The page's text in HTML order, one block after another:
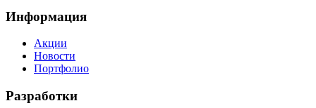
Информация
Акции
Новости
Портфолио
Разработки